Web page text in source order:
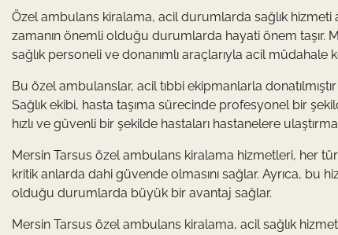
Özel ambulans kiralama, acil durumlarda sağlık hizmeti
zamanın önemli olduğu durumlarda hayati önem taşır.
sağlık personeli ve donanımlı araçlarıyla acil müdahale
Bu özel ambulanslar, acil tıbbi ekipmanlarla
Sağlık ekibi, hasta taşıma sürecinde profesyonel bir
hızlı ve güvenli bir şekilde hastaları hastanelere
Mersin Tarsus özel ambulans kiralama hizmetleri, her
kritik anlarda dahi güvende olmasını sağlar. Ayrıca, bu
olduğu durumlarda büyük bir avantaj sağlar.
Mersin Tarsus özel ambulans kiralama, acil sağlık